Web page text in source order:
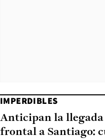
IMPERDIBLES
Anticipan la llegada
frontal a Santiago: